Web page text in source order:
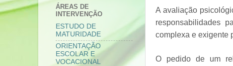
A avaliação
responsabilidades
complexa e exigente
O pedido de um
ÁREAS DE
INTERVENÇÃO
ESTUDO DE
MATURIDADE
ORIENTAÇÃO
ESCOLAR E
VOCACIONAL